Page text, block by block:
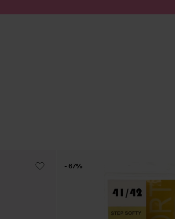
- 67%